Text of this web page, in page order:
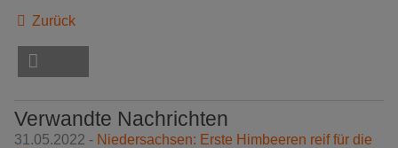
Zurück
Verwandte Nachrichten
31.05.2022 - Niedersachsen: Erste Himbeeren reif für die